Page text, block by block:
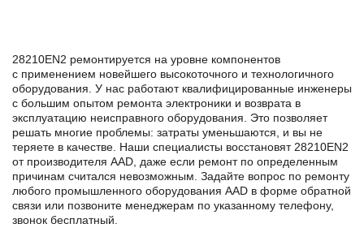
28210EN2 ремонтируется на уровне компонентов
с применением новейшего высокоточного и технологичного
оборудования. У нас работают квалифицированные инженеры
с большим опытом ремонта электроники и возврата в
эксплуатацию неисправного оборудования. Это позволяет
решать многие проблемы: затраты уменьшаются, и вы не
теряете в качестве. Наши специалисты восстановят 28210EN2
от производителя AAD, даже если ремонт по определенным
причинам считался невозможным. Задайте вопрос по ремонту
любого промышленного оборудования AAD в формe обратной
связи или позвоните менеджерам по указанному телефону,
звонок бесплатный.